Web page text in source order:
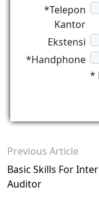
*Telepon
Kantor
Ekstensi
*Handphone
*
Previous Article
Basic Skills For
Auditor